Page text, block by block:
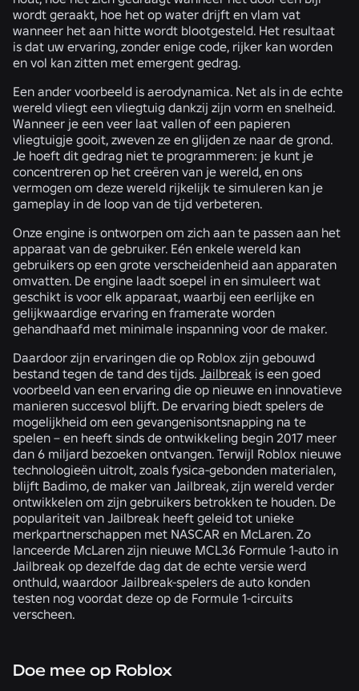
wordt geraakt, hoe het op water drijft en vlam vat
wanneer het aan hitte wordt blootgesteld. Het resultaat
is dat uw ervaring, zonder enige code, rijker kan worden
en vol kan zitten met emergent gedrag.
Een ander voorbeeld is aerodynamica. Net als in de echte
wereld vliegt een vliegtuig dankzij zijn vorm en snelheid.
Wanneer je een veer laat vallen of een papieren
vliegtuigje gooit, zweven ze en glijden ze naar de grond.
Je hoeft dit gedrag niet te programmeren: je kunt je
concentreren op het creëren van je wereld, en ons
vermogen om deze wereld rijkelijk te simuleren kan je
gameplay in de loop van de tijd verbeteren.
Onze engine is ontworpen om zich aan te passen aan het
apparaat van de gebruiker. Eén enkele wereld kan
gebruikers op een grote verscheidenheid aan apparaten
omvatten. De engine laadt soepel in en simuleert wat
geschikt is voor elk apparaat, waarbij een eerlijke en
gelijkwaardige ervaring en framerate worden
gehandhaafd met minimale inspanning voor de maker.
Daardoor zijn ervaringen die op Roblox zijn gebouwd
bestand tegen de tand des tijds. Jailbreak is een goed
voorbeeld van een ervaring die op nieuwe en innovatieve
manieren succesvol blijft. De ervaring biedt spelers de
mogelijkheid om een gevangenisontsnapping na te
spelen – en heeft sinds de ontwikkeling begin 2017 meer
dan 6 miljard bezoeken ontvangen. Terwijl Roblox nieuwe
technologieën uitrolt, zoals fysica-gebonden materialen,
blijft Badimo, de maker van Jailbreak, zijn wereld verder
ontwikkelen om zijn gebruikers betrokken te houden. De
populariteit van Jailbreak heeft geleid tot unieke
merkpartnerschappen met NASCAR en McLaren. Zo
lanceerde McLaren zijn nieuwe MCL36 Formule 1-auto in
Jailbreak op dezelfde dag dat de echte versie werd
onthuld, waardoor Jailbreak-spelers de auto konden
testen nog voordat deze op de Formule 1-circuits
verscheen.
Doe mee op Roblox